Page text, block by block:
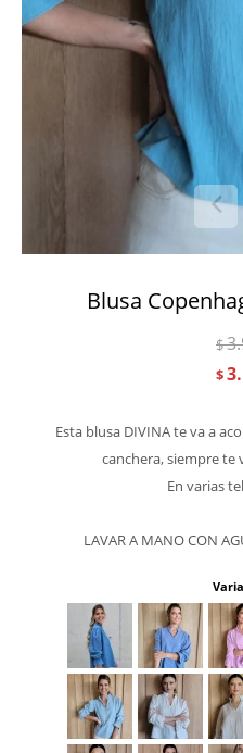
Blusa
$
$
Esta blusa DIVINA te va a
canchera, siempre te
En varias
LAVAR A MANO CON